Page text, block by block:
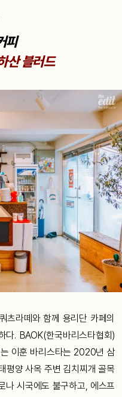
피
산 블러드
츠라떼와 함께 용리단 카페의
다. BAOK(한국바리스타협회)
이훈 바리스타는 2020년 삼
평양 사옥 주변 김치찌개 골목
나 시국에도 불구하고, 에스프